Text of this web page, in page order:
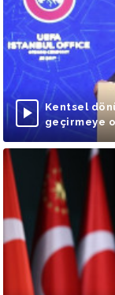
Kentsel
geçirmeye